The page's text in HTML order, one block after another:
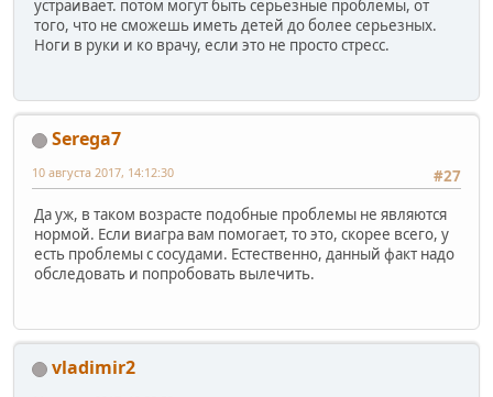
устраивает. потом могут быть серьезные проблемы, от
того, что не сможешь иметь детей до более серьезных.
Ноги в руки и ко врачу, если это не просто стресс.
Serega7
#27
10 августа 2017, 14:12:30
Да уж, в таком возрасте подобные проблемы не являются
нормой. Если виагра вам помогает, то это, скорее всего, у
есть проблемы с сосудами. Естественно, данный факт надо
обследовать и попробовать вылечить.
vladimir2